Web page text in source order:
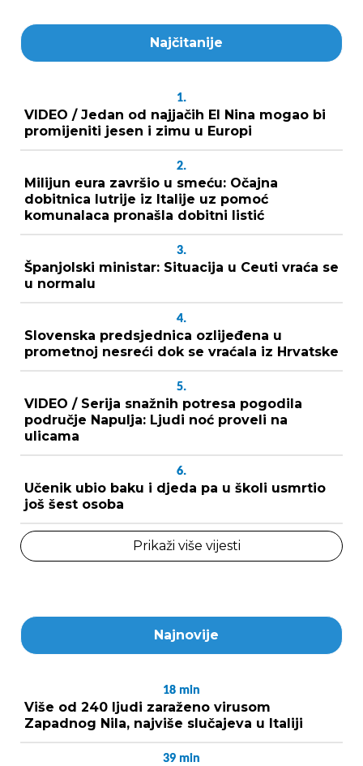
Najčitanije
1.
VIDEO / Jedan od najjačih El Nina mogao bi
promijeniti jesen i zimu u Europi
2.
Milijun eura završio u smeću: Očajna
dobitnica lutrije iz Italije uz pomoć
komunalaca pronašla dobitni listić
3.
Španjolski ministar: Situacija u Ceuti vraća se
u normalu
4.
Slovenska predsjednica ozlijeđena u
prometnoj nesreći dok se vraćala iz Hrvatske
5.
VIDEO / Serija snažnih potresa pogodila
područje Napulja: Ljudi noć proveli na
ulicama
6.
Učenik ubio baku i djeda pa u školi usmrtio
još šest osoba
Prikaži više vijesti
Najnovije
18 min
Više od 240 ljudi zaraženo virusom
Zapadnog Nila, najviše slučajeva u Italiji
39 min